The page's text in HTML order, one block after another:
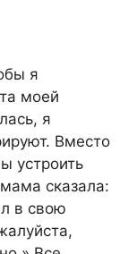
я
моей
я
Вместо
устроить
сказала:
в свою